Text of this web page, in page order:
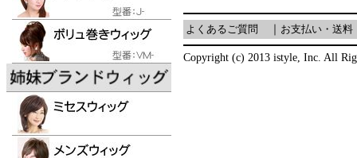
よくあるご質問 お支払い・送料
Copyright (c) 2013 istyle, Inc. All